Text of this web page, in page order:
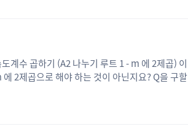
계수 곱하기 (A2 나누기 루트 1 - m 에 2제곱) 이
2제곱으로 해야 하는 것이 아닌지요? Q을 구할